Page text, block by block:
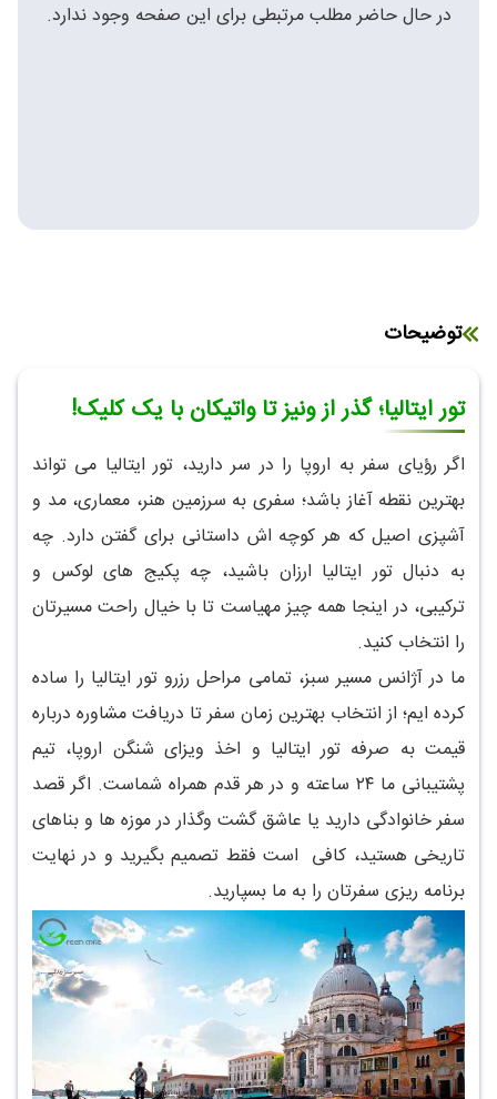
در حال حاضر مطلب مرتبطی برای این صفحه وجود ندارد.
توضیحات
تور ایتالیا؛ گذر از ونیز تا واتیکان با یک کلیک!
اگر رؤیای سفر به اروپا را در سر دارید، تور ایتالیا می تواند
بهترین نقطه آغاز باشد؛ سفری به سرزمین هنر، معماری، مد و
آشپزی اصیل که هر کوچه اش داستانی برای گفتن دارد. چه
به دنبال تور ایتالیا ارزان باشید، چه پکیج های لوکس و
ترکیبی، در اینجا همه چیز مهیاست تا با خیال راحت مسیرتان
را انتخاب کنید.
ما در آژانس مسیر سبز، تمامی مراحل رزرو تور ایتالیا را ساده
کرده ایم؛ از انتخاب بهترین زمان سفر تا دریافت مشاوره درباره
قیمت به صرفه تور ایتالیا و اخذ ویزای شنگن اروپا، تیم
پشتیبانی ما ۲۴ ساعته و در هر قدم همراه شماست. اگر قصد
سفر خانوادگی دارید یا عاشق گشت وگذار در موزه ها و بناهای
تاریخی هستید، کافی است فقط تصمیم بگیرید و در نهایت
برنامه ریزی سفرتان را به ما بسپارید.